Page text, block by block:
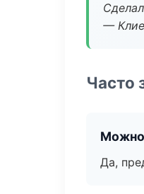
—
Часто
Можно
Да,